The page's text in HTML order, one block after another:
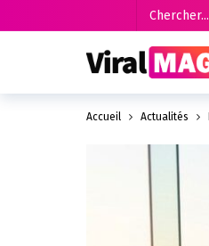
Accueil Actualités